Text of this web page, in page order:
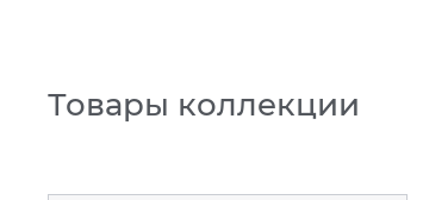
Товары коллекции